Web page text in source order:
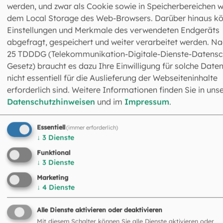
Sie zusammengestellt ebenso wie nach Jahren
geordnet Archivbeiträge.
MEHR
Das könnte Sie auch
interessieren
© Robert Kiderle / EOM
werden, und zwar als Cookie sowie in Speicherbereichen
dem Local Storage des Web-Browsers. Darüber hinaus
Einstellungen und Merkmale des verwendeten Endgeräts
abgefragt, gespeichert und weiter verarbeitet werden.
25 TDDDG (Telekommunikation-Digitale-Dienste-
Gesetz) braucht es dazu Ihre Einwilligung für solche
nicht essentiell für die Auslieferung der Webseiteninhalte
erforderlich sind. Weitere Informationen finden Sie in
Datenschutzhinweisen und im Impressum.
Essentiell(immer erforderlich)
↓ 3 Dienste
Funktional
↓ 3 Dienste
Marketing
↓ 4 Dienste
Alle Dienste aktivieren oder deaktivieren
Mit diesem Schalter können Sie alle Dienste aktivieren oder